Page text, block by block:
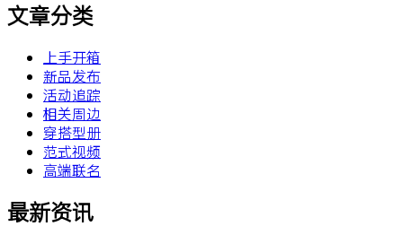
文章分类
上手开箱
新品发布
活动追踪
相关周边
穿搭型册
范式视频
高端联名
最新资讯